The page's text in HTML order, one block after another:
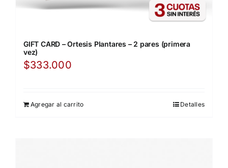
GIFT CARD – Ortesis Plantares – 2 pares (primera
vez)
$333.000
Agregar al carrito Detalles